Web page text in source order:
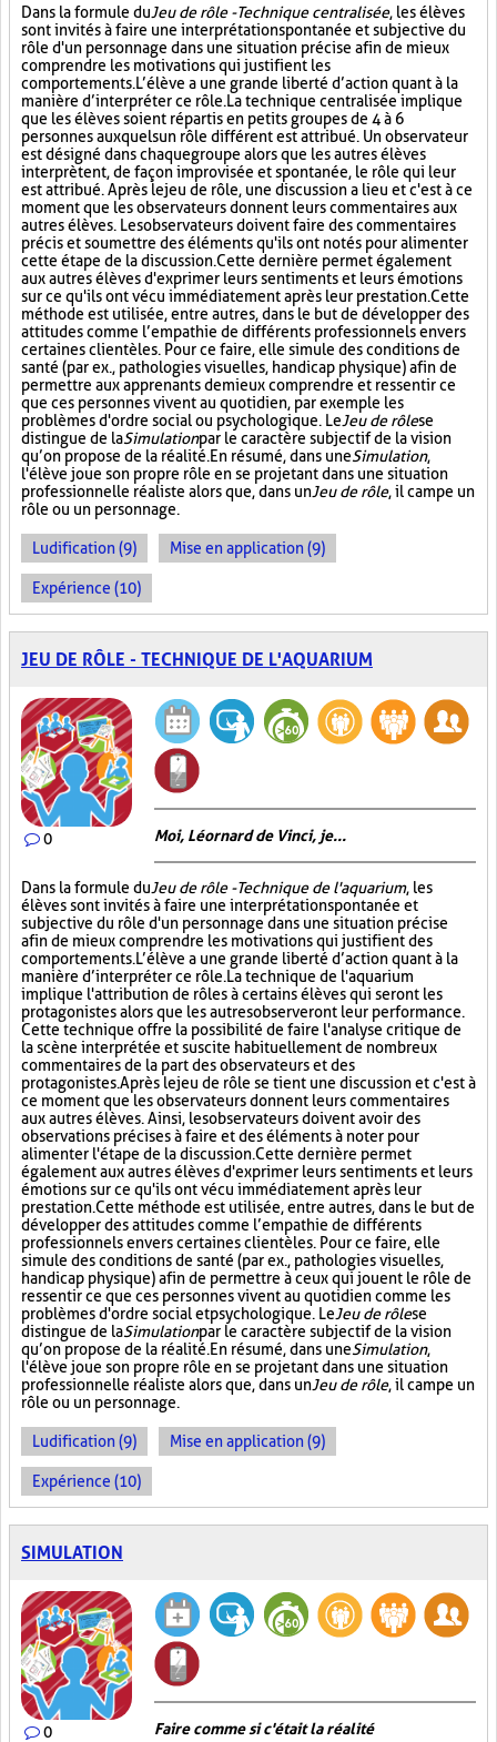
Dans la formule duJeu de rôle - Technique centralisée, les élèves
sont invités à faire une interprétation spontanée et subjective du
rôle d'un personnage dans une situation précise afin de mieux
comprendre les motivations qui justifient les
comportements. L’élève a une grande liberté d’action quant à la
manière d’interpréter ce rôle. La technique centralisée implique
que les élèves soient répartis en petits groupes de 4 à 6
personnes auxquels un rôle différent est attribué. Un observateur
est désigné dans chaque groupe alors que les autres élèves
interprètent, de façon improvisée et spontanée, le rôle qui leur
est attribué. Après le jeu de rôle, une discussion a lieu et c'est à ce
moment que les observateurs donnent leurs commentaires aux
autres élèves. Les observateurs doivent faire des commentaires
précis et soumettre des éléments qu'ils ont notés pour alimenter
cette étape de la discussion. Cette dernière permet également
aux autres élèves d'exprimer leurs sentiments et leurs émotions
sur ce qu'ils ont vécu immédiatement après leur prestation. Cette
méthode est utilisée, entre autres, dans le but de développer des
attitudes comme l’empathie de différents professionnels envers
certaines clientèles. Pour ce faire, elle simule des conditions de
santé (par ex., pathologies visuelles, handicap physique) afin de
permettre aux apprenants de mieux comprendre et ressentir ce
que ces personnes vivent au quotidien, par exemple les
problèmes d'ordre social ou psychologique. LeJeu de rôlese
distingue de laSimulationpar le caractère subjectif de la vision
qu’on propose de la réalité. En résumé, dans uneSimulation,
l'élève joue son propre rôle en se projetant dans une situation
professionnelle réaliste alors que, dans unJeu de rôle, il campe un
rôle ou un personnage.
Ludification (9) Mise en application (9)
Expérience (10)
JEU DE RÔLE - TECHNIQUE DE L'AQUARIUM
0 Moi, Léornard de Vinci, je...
Dans la formule duJeu de rôle - Technique de l'aquarium, les
élèves sont invités à faire une interprétation spontanée et
subjective du rôle d'un personnage dans une situation précise
afin de mieux comprendre les motivations qui justifient des
comportements. L’élève a une grande liberté d’action quant à la
manière d’interpréter ce rôle. La technique de l'aquarium
implique l'attribution de rôles à certains élèves qui seront les
protagonistes alors que les autres observeront leur performance.
Cette technique offre la possibilité de faire l'analyse critique de
la scène interprétée et suscite habituellement de nombreux
commentaires de la part des observateurs et des
protagonistes. Après le jeu de rôle se tient une discussion et c'est à
ce moment que les observateurs donnent leurs commentaires
aux autres élèves. Ainsi, les observateurs doivent avoir des
observations précises à faire et des éléments à noter pour
alimenter l'étape de la discussion. Cette dernière permet
également aux autres élèves d'exprimer leurs sentiments et leurs
émotions sur ce qu'ils ont vécu immédiatement après leur
prestation. Cette méthode est utilisée, entre autres, dans le but de
développer des attitudes comme l’empathie de différents
professionnels envers certaines clientèles. Pour ce faire, elle
simule des conditions de santé (par ex., pathologies visuelles,
handicap physique) afin de permettre à ceux qui jouent le rôle de
ressentir ce que ces personnes vivent au quotidien comme les
problèmes d'ordre social et psychologique. LeJeu de rôlese
distingue de laSimulationpar le caractère subjectif de la vision
qu’on propose de la réalité. En résumé, dans uneSimulation,
l'élève joue son propre rôle en se projetant dans une situation
professionnelle réaliste alors que, dans unJeu de rôle, il campe un
rôle ou un personnage.
Ludification (9) Mise en application (9)
Expérience (10)
SIMULATION
0 Faire comme si c'était la réalité